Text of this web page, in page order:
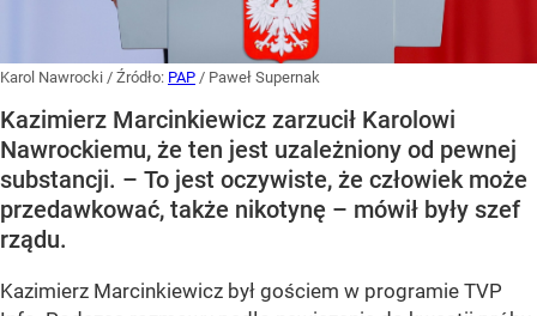
Karol Nawrocki / Źródło: PAP / Paweł Supernak
Kazimierz Marcinkiewicz zarzucił Karolowi
Nawrockiemu, że ten jest uzależniony od pewnej
substancji. – To jest oczywiste, że człowiek może
przedawkować, także nikotynę – mówił były szef
rządu.
Kazimierz Marcinkiewicz był gościem w programie TVP